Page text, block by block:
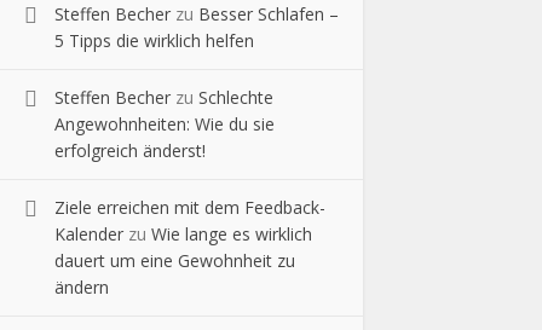
Steffen Becher zu Besser Schlafen –
5 Tipps die wirklich helfen
Steffen Becher zu Schlechte
Angewohnheiten: Wie du sie
erfolgreich änderst!
Ziele erreichen mit dem Feedback-
Kalender zu Wie lange es wirklich
dauert um eine Gewohnheit zu
ändern